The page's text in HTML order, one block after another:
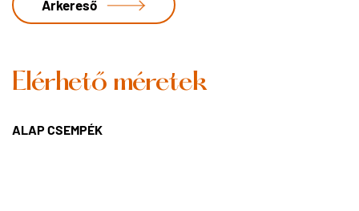
Árkereső
Elérhető méretek
ALAP CSEMPÉK